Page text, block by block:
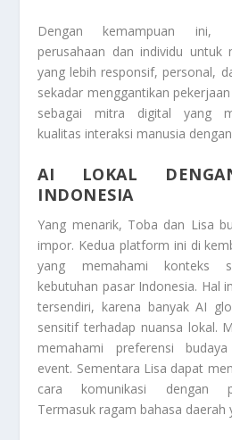
Dengan kemampuan ini,
perusahaan dan individu untuk
yang lebih responsif, personal,
sekadar menggantikan
sebagai mitra digital yang
kualitas interaksi manusia
AI LOKAL
INDONESIA
Yang menarik, Toba dan Lisa
impor. Kedua platform ini di
yang memahami konteks
kebutuhan pasar Indonesia. Hal
tersendiri, karena banyak AI
sensitif terhadap nuansa lokal.
memahami preferensi
event. Sementara Lisa dapat
cara komunikasi dengan
Termasuk ragam bahasa daerah